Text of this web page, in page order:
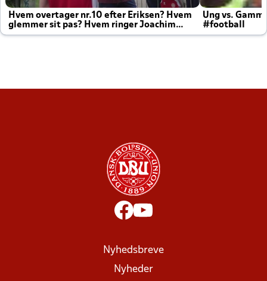
Hvem overtager nr.10 efter Eriksen? Hvem
glemmer sit pas? Hvem ringer Joachim
altid til efter kampe?
Ung vs.
#football
Nyhedsbreve
Nyheder